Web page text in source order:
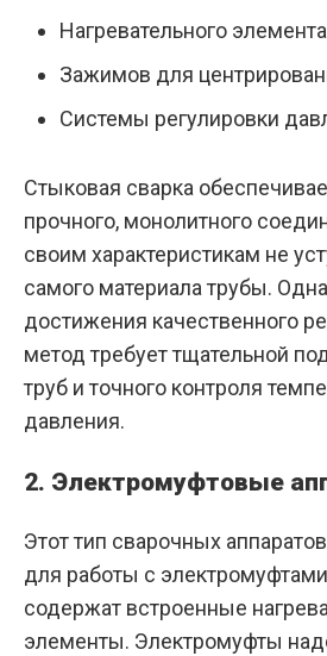
Нагревательного
Зажимов для
Системы регулировки
Стыковая сварка
прочного, монолитного
своим характеристикам не
самого материала трубы.
достижения качественного
метод требует тщательной
труб и точного контроля
давления.
2. Электромуфтовые
Этот тип сварочных
для работы с
содержат встроенные
элементы. Электромуфты